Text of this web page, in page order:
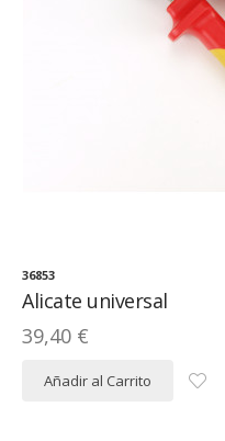
36853
Alicate universal
39,40 €
Añadir al Carrito